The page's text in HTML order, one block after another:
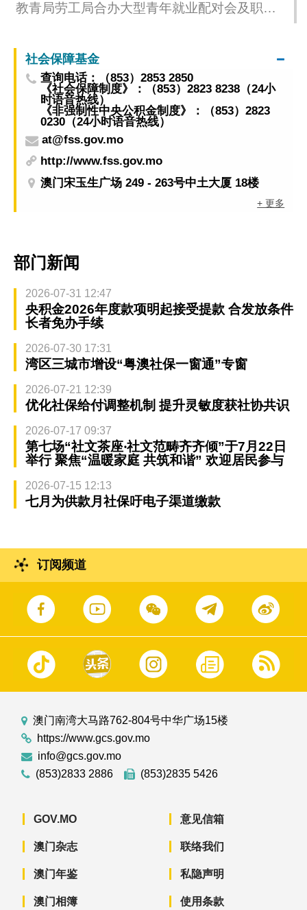
教青局劳工局合办大型青年就业配对会及职前
社会保障基金
查询电话：（853）2853 2850
《社会保障制度》：（853）2823 8238（24小
时语音热线）
《非强制性中央公积金制度》：（853）2823
0230（24小时语音热线）
at@fss.gov.mo
http://www.fss.gov.mo
澳门宋玉生广场 249 - 263号中土大厦 18楼
+ 更多
部门新闻
2026-07-31 12:47
央积金2026年度款项明起接受提款 合发放条件
长者免办手续
2026-07-30 17:31
湾区三城市增设“粤澳社保一窗通”专窗
2026-07-21 12:39
优化社保给付调整机制 提升灵敏度获社协共识
2026-07-17 09:37
第七场“社文茶座‧社文范畴齐齐倾”于7月22日
举行 聚焦“温暖家庭 共筑和谐” 欢迎居民参与
2026-07-15 12:13
七月为供款月社保吁电子渠道缴款
订阅频道
澳门南湾大马路762-804号中华广场15楼
https://www.gcs.gov.mo
info@gcs.gov.mo
(853)2833 2886
(853)2835 5426
GOV.MO
澳门杂志
澳门年鉴
澳门相簿
意见信箱
联络我们
私隐声明
使用条款